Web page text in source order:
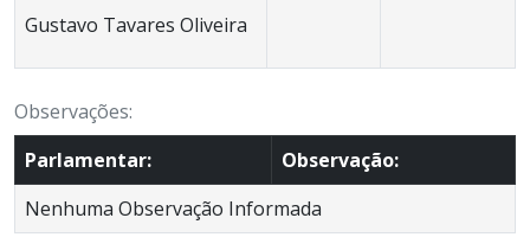
Gustavo Tavares Oliveira
Observações:
Parlamentar:
Observação:
Nenhuma Observação Informada